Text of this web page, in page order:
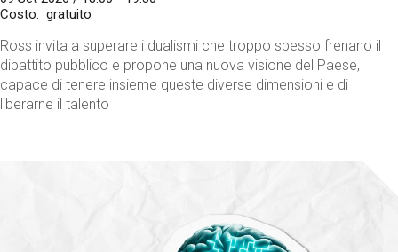
Costo
gratuito
Ross invita a superare i dualismi che troppo spesso frenano il
dibattito pubblico e propone una nuova visione del Paese,
capace di tenere insieme queste diverse dimensioni e di
liberarne il talento